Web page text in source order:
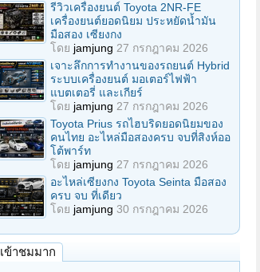
รีวิวเครื่องยนต์ Toyota 2NR-FE
เครื่องยนต์ยอดนิยม ประหยัดน้ำมัน
มือสอง เซียงกง
โดย jamjung 27 กรกฎาคม 2026
เจาะลึกการทำงานของรถยนต์ Hybrid
ระบบเครื่องยนต์ มอเตอร์ไฟฟ้า
แบตเตอรี่ และเกียร์
โดย jamjung 27 กรกฎาคม 2026
Toyota Prius รถไฮบริดยอดนิยมของ
คนไทย อะไหล่มือสองครบ จบที่สิงห์ออ
โต้พาร์ท
โดย jamjung 27 กรกฎาคม 2026
อะไหล่เซียงกง Toyota Seinta มือสอง
ครบ จบ ที่เดียว
โดย jamjung 30 กรกฎาคม 2026
เข้าชมมาก